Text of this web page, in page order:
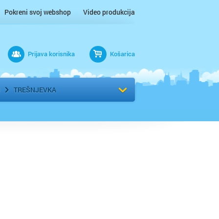
Pokreni svoj webshop Video produkcija
Prijava korisnika Košarica
TREŠNJEVKA